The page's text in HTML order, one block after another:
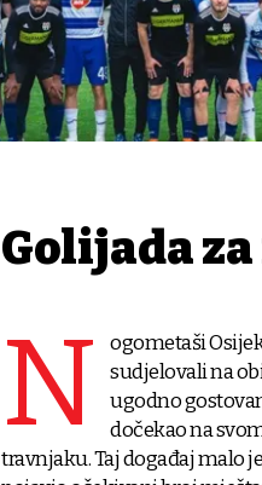
Golijada za
N
ogometaši
sudjelovali na
ugodno
dočekao na
travnjaku. Taj događaj malo